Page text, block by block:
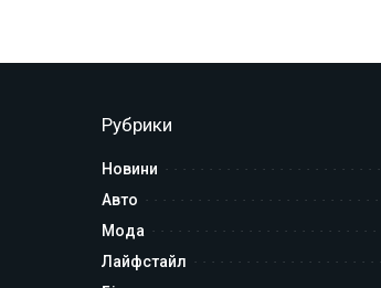
Рубрики
Новини
Авто
Мода
Лайфстайл